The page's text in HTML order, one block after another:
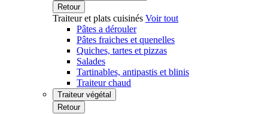
Retour
Traiteur et plats cuisinés Voir tout
Pâtes a dérouler
Pâtes fraiches et quenelles
Quiches, tartes et pizzas
Salades
Tartinables, antipastis et blinis
Traiteur chaud
Traiteur végétal
Retour